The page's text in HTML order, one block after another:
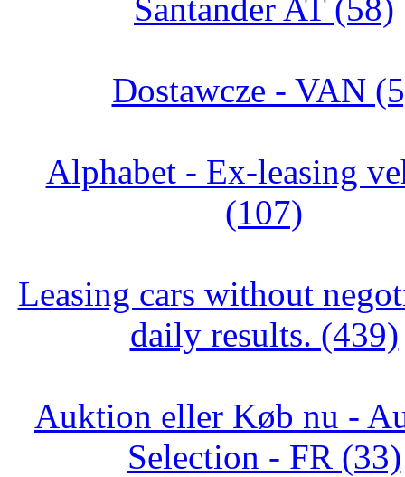
Santander AT (58)
Dostawcze - VAN
Alphabet - Ex-leasing
(107)
Leasing cars without
daily results. (439)
Auktion eller Køb nu -
Selection - FR (33)